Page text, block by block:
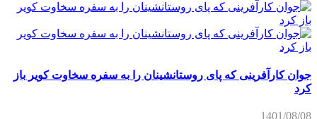
جوان کارآفرینی که پای روستانشینان را به سفره سخاوت کویر باز
کرد
1401/08/08